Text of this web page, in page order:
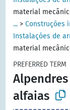
material
... >Construções
Instalações de
material
PREFERRED TERM
alfaias